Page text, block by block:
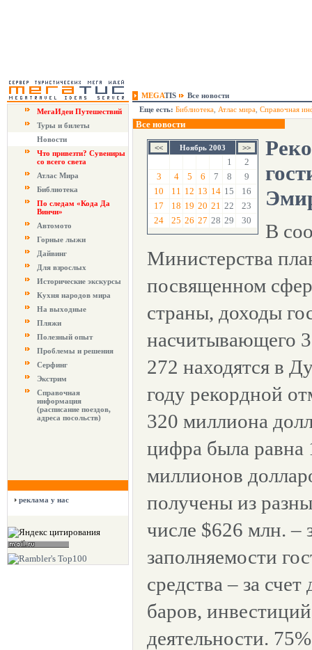
MEGATIS
Все новости
МегаИдеи Путешествий
Туры и билеты
Новости
Что привезти? Сувениры
со всего света
Атлас Мира
Библиотека
По следам «Кода Да
Винчи»
Автомото
Горные лыжи
Дайвинг
Для взрослых
Исторические экскурсы
Кухня народов мира
На выходные
Пляжи
Полезный опыт
Проблемы и решения
Серфинг
Экстрим
Справочная
информация
(расписание поездов,
адреса посольств)
реклама у нас
Еще есть: Библиотека Атлас мира Справочная
Все новости
Ноябрь 2003
1
2
3
4 5 6 7 8
9
10
11 12 13 14 15
16
17
18 19 20 21 22
23
24
25 26 27 28 29 30
В
Министерства
посвященном
страны, доходы
насчитывающего
272 находятся в
году рекордной
320 миллиона
цифра была равна
миллионов
получены из
числе $626 млн. –
заполняемости
средства – за
баров,
деятельности.